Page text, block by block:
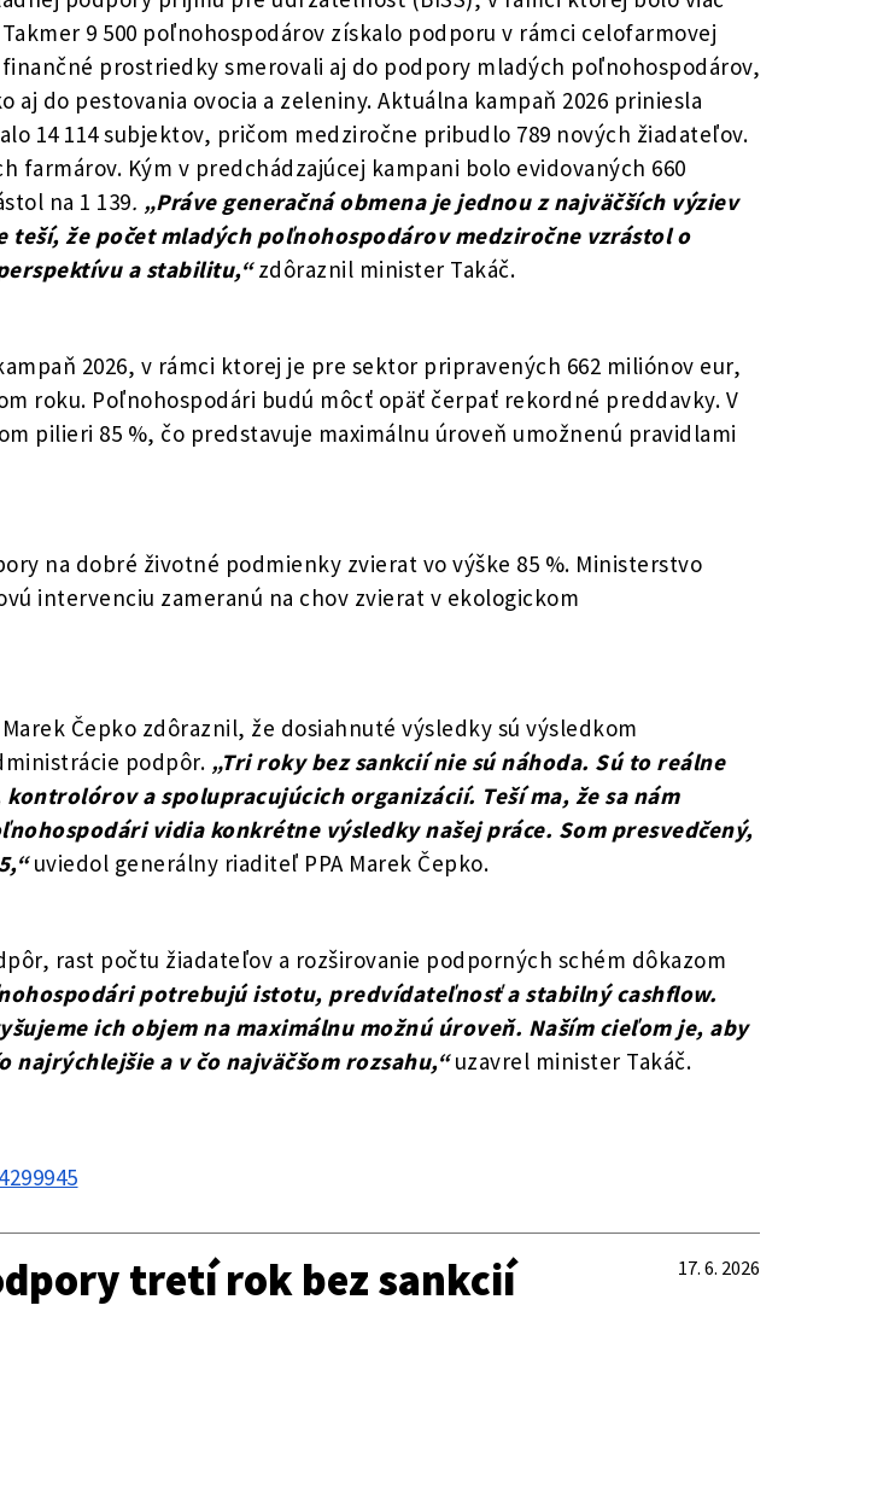
9 500 poľnohospodárov získalo podporu v rámci celofarmovej
prostriedky smerovali aj do podpory mladých poľnohospodárov,
do pestovania ovocia a zeleniny. Aktuálna kampaň 2026 priniesla
14 114 subjektov, pričom medziročne pribudlo 789 nových žiadateľov.
farmárov. Kým v predchádzajúcej kampani bolo evidovaných 660
na 1 139. „Práve generačná obmena je jednou z najväčších výziev
že počet mladých poľnohospodárov medziročne vzrástol o
a stabilitu,“ zdôraznil minister Takáč.
2026, v rámci ktorej je pre sektor pripravených 662 miliónov eur,
roku. Poľnohospodári budú môcť opäť čerpať rekordné preddavky. V
pilieri 85 %, čo predstavuje maximálnu úroveň umožnenú pravidlami
na dobré životné podmienky zvierat vo výške 85 %. Ministerstvo
intervenciu zameranú na chov zvierat v ekologickom
Čepko zdôraznil, že dosiahnuté výsledky sú výsledkom
podpôr. „Tri roky bez sankcií nie sú náhoda. Sú to reálne
a spolupracujúcich organizácií. Teší ma, že sa nám
vidia konkrétne výsledky našej práce. Som presvedčený,
uviedol generálny riaditeľ PPA Marek Čepko.
rast počtu žiadateľov a rozširovanie podporných schém dôkazom
potrebujú istotu, predvídateľnosť a stabilný cashflow.
ich objem na maximálnu možnú úroveň. Naším cieľom je, aby
a v čo najväčšom rozsahu,“ uzavrel minister Takáč.
tretí rok bez sankcií 17. 6. 2026